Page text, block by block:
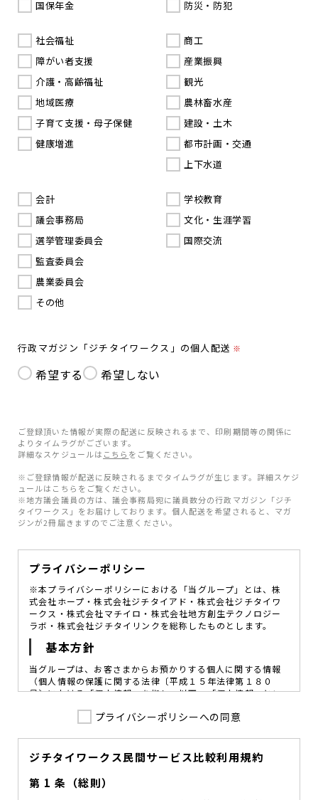
国保年金
防災・防犯
社会福祉
障がい者支援
介護・高齢福祉
地域医療
子育て支援・母子保健
健康増進
商工
産業振興
観光
農林畜水産
建設・土木
都市計画・交通
上下水道
会計
議会事務局
選挙管理委員会
監査委員会
農業委員会
その他
学校教育
文化・生涯学習
国際交流
行政マガジン「ジチタイワークス」の個人配送 ※
希望する 希望しない
ご登録頂いた情報が実際の配送に反映されるまで、印刷期間等の関係に
よりタイムラグがございます。
詳細なスケジュールは こちら をご覧ください。
※ご登録情報が配送に反映されるまでタイムラグが生じます。詳細スケジ
ュールはこちらをご覧ください。
※地方議会議員の方は、議会事務局宛に議員数分の行政マガジン「ジチ
タイワークス」をお届けしております。個人配送を希望されると、マガ
ジンが2冊届きますのでご注意ください。
プライバシーポリシー
※本プライバシーポリシーにおける「当グループ」とは、株
式会社ホープ・株式会社ジチタイアド・株式会社ジチタイワ
ークス・株式会社マチイロ・株式会社地方創生テクノロジー
ラボ・株式会社ジチタイリンクを総称したものとします。
基本方針
当グループは、お客さまからお預かりする個人に関する情報
（個人情報の保護に関する法律〔平成１５年法律第１８０
号〕における「個人情報」を指し、以下、「個人情報」とい
図ることが、重要な社会的責務であると考えております。
を定め、役員及び従業員に個人情報保護の重要性の認識と取
組みを徹底させることによって、個人情報の適切な取り扱い
に努めてまいります。
プライバシーポリシーへの同意
ジチタイワークス民間サービス比較利用規約
第 1 条（総則）